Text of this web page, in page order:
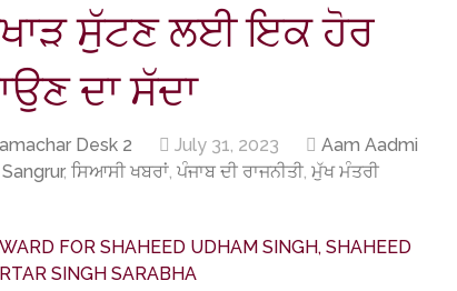
ਸੁੱਟਣ ਲਈ ਇਕ ਹੋਰ
ਦਾ ਸੱਦਾ
Desk 2 July 31, 2023
Aam Aadmi
Sangrur, ਸਿਆਸੀ ਖਬਰਾਂ, ਪੰਜਾਬ ਦੀ ਰਾਜਨੀਤੀ, ਮੁੱਖ ਮੰਤਰੀ